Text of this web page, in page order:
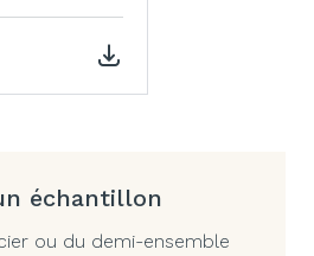
échantillon
ou du demi-ensemble